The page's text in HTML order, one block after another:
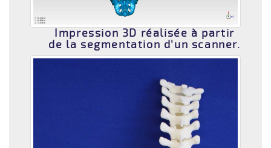
Impression 3D réalisée à partir
de la segmentation d'un scanner.